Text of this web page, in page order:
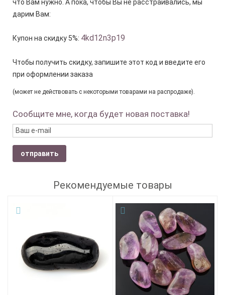
что Вам нужно. А пока, чтобы Вы не расстраивались, мы
дарим Вам:
Купон на скидку 5%: 4kd12n3p19
Чтобы получить скидку, запишите этот код и введите его
при оформлении заказа
(может не действовать с некоторыми товарами на распродаже).
Сообщите мне, когда будет новая поставка!
отправить
Рекомендуемые товары